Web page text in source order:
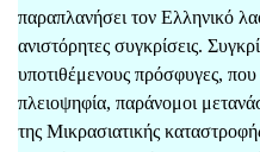
παραπλανήσει τον Ελληνικό
ανιστόρητες συγκρίσεις.
υποτιθέμενους πρόσφυγες, που
πλειοψηφία, παράνομοι
της Μικρασιατικής